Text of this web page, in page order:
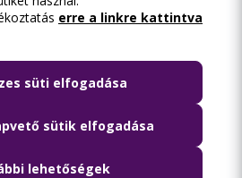
erre a linkre kattintva
süti elfogadása
sütik elfogadása
lehetőségek